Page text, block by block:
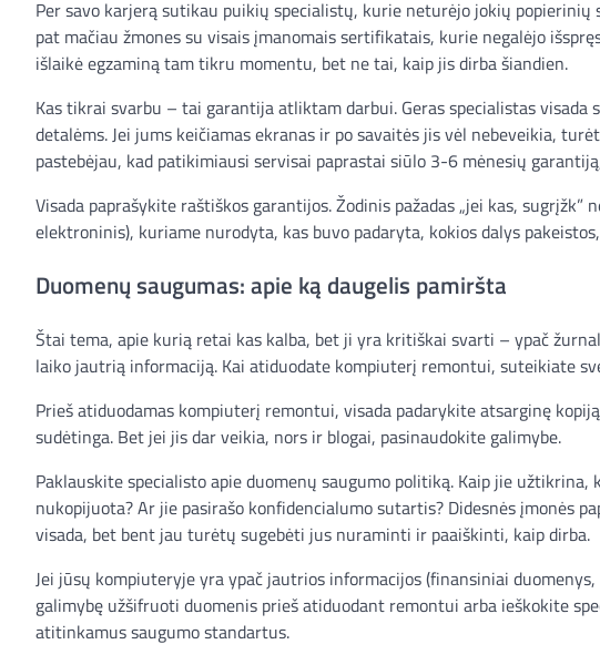
Per savo karjerą sutikau puikių specialistų, kurie neturėjo jokių
pat mačiau žmones su visais įmanomais sertifikatais, kurie negalėjo
išlaikė egzaminą tam tikru momentu, bet ne tai, kaip jis dirba šiandien.
Kas tikrai svarbu – tai garantija atliktam darbui. Geras specialistas
detalėms. Jei jums keičiamas ekranas ir po savaitės jis vėl nebeveikia,
pastebėjau, kad patikimiausi servisai paprastai siūlo 3-6 mėnesių
Visada paprašykite raštiškos garantijos. Žodinis pažadas „jei kas,
elektroninis), kuriame nurodyta, kas buvo padaryta, kokios dalys
Duomenų saugumas: apie ką daugelis pamiršta
Štai tema, apie kurią retai kas kalba, bet ji yra kritiškai svarti – ypač
laiko jautrią informaciją. Kai atiduodate kompiuterį remontui, suteikiate
Prieš atiduodamas kompiuterį remontui, visada padarykite atsarginę
sudėtinga. Bet jei jis dar veikia, nors ir blogai, pasinaudokite galimybe.
Paklauskite specialisto apie duomenų saugumo politiką. Kaip jie
nukopijuota? Ar jie pasirašo konfidencialumo sutartis? Didesnės įmonės
visada, bet bent jau turėtų sugebėti jus nuraminti ir paaiškinti, kaip dirba.
Jei jūsų kompiuteryje yra ypač jautrios informacijos (finansiniai
galimybę užšifruoti duomenis prieš atiduodant remontui arba ieškokite
atitinkamus saugumo standartus.